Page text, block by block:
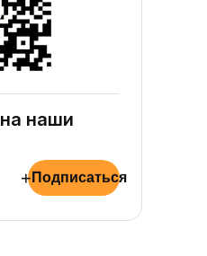
наши
+ Подписаться